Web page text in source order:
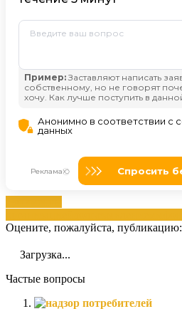
Оцените, пожалуйста, публикацию:
Загрузка...
Частые вопросы